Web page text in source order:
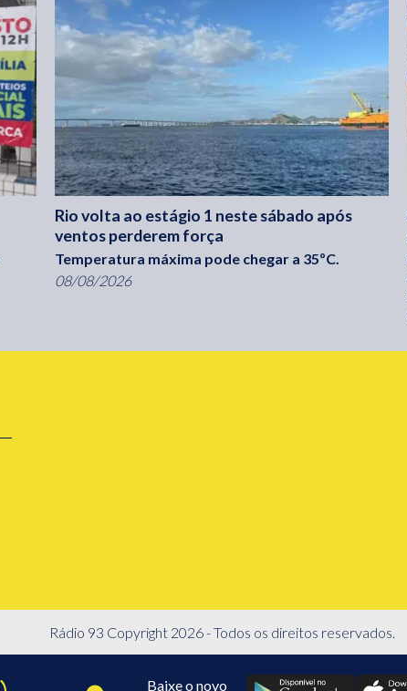
Rio volta ao estágio 1 neste sábado após
ventos perderem força
Temperatura máxima pode chegar a 35ºC.
08/08/2026
Rádio 93 Copyright 2026 - Todos os direitos reservados.
Baixe o novo